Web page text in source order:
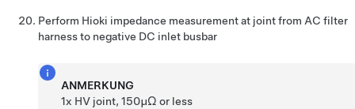
Perform Hioki impedance measurement at joint from AC filter
harness to negative DC inlet busbar
ANMERKUNG
1x HV joint, 150µΩ or less